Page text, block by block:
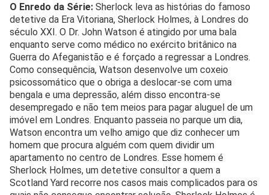
O Enredo da Série: Sherlock leva as histórias do famoso
detetive da Era Vitoriana, Sherlock Holmes, à Londres do
século XXI. O Dr. John Watson é atingido por uma bala
enquanto serve como médico no exército britânico na
Guerra do Afeganistão e é forçado a regressar a Londres.
Como consequência, Watson desenvolve um coxeio
psicossomático que o obriga a deslocar-se com uma
bengala e uma depressão, além disso encontra-se
desempregado e não tem meios para pagar aluguel de um
imóvel em Londres. Enquanto passeia no parque um dia,
Watson encontra um velho amigo que diz conhecer um
homem que procura alguém com quem dividir um
apartamento no centro de Londres. Esse homem é
Sherlock Holmes, um detetive consultor a quem a
Scotland Yard recorre nos casos mais complicados para os